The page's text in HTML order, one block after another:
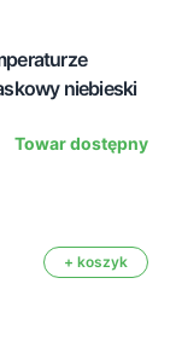
niebieski
Towar dostępny
+ koszyk